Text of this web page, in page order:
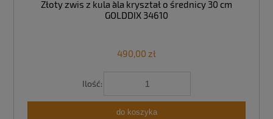
Złoty zwis z kula a`la kryształ o średnicy 30 cm
GOLDDIX 34610
490,00 zł
Ilość:
do koszyka